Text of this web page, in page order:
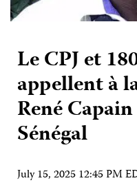
Le CPJ et
appellent à
René
Sénégal
July 15, 2025 12:45 PM